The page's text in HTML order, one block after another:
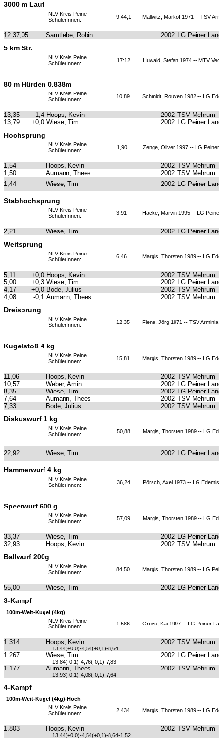
3000 m Lauf
NLV Kreis Peine
SchülerInnen:
9:44,1 Mallwitz, Markof 1971 -- TSV
12:37,05 Samtlebe, Robin 2002 LG Peiner
5 km Str.
NLV Kreis Peine
SchülerInnen:
17:12 Huwald, Stefan 1974 -- MTV
80 m Hürden 0.838m
NLV Kreis Peine
SchülerInnen:
10,89 Schmidt, Rouven 1982 -- LG
13,35 -1,4 Hoops, Kevin 2002 TSV Mehrum
13,79
+0,0 Wiese, Tim 2002 LG Peiner
Hochsprung
NLV Kreis Peine
SchülerInnen:
1,90 Zenge, Oliver 1997 -- LG
1,54 Hoops, Kevin 2002 TSV Mehrum
1,50
Aumann, Thees 2002 TSV Mehrum
1,44
Wiese, Tim 2002 LG Peiner
Stabhochsprung
NLV Kreis Peine
SchülerInnen:
3,91 Hacke, Marvin 1995 -- LG
2,21 Wiese, Tim 2002 LG Peiner
Weitsprung
NLV Kreis Peine
SchülerInnen:
6,46 Margis, Thorsten 1989 -- LG
5,11 +0,0 Hoops, Kevin 2002 TSV Mehrum
5,00
+0,3 Wiese, Tim 2002 LG Peiner
4,17
+0,0 Bode, Julius 2002 TSV Mehrum
4,08
-0,1 Aumann, Thees 2002 TSV Mehrum
Dreisprung
NLV Kreis Peine
SchülerInnen:
12,35 Fiene, Jörg 1971 -- TSV
Kugelstoß 4 kg
NLV Kreis Peine
SchülerInnen:
15,81 Margis, Thorsten 1989 -- LG
11,06 Hoops, Kevin 2002 TSV Mehrum
10,57
Weber, Amin 2002 LG Peiner
8,35
Wiese, Tim 2002 LG Peiner
7,64
Aumann, Thees 2002 TSV Mehrum
7,33
Bode, Julius 2002 TSV Mehrum
Diskuswurf 1 kg
NLV Kreis Peine
SchülerInnen:
50,88 Margis, Thorsten 1989 -- LG
22,92 Wiese, Tim 2002 LG Peiner
Hammerwurf 4 kg
NLV Kreis Peine
SchülerInnen:
36,24 Pörsch, Axel 1973 -- LG
Speerwurf 600 g
NLV Kreis Peine
SchülerInnen:
57,09 Margis, Thorsten 1989 -- LG
33,37 Wiese, Tim 2002 LG Peiner
32,93
Hoops, Kevin 2002 TSV Mehrum
Ballwurf 200g
NLV Kreis Peine
SchülerInnen:
84,50 Margis, Thorsten 1989 -- LG
55,00 Wiese, Tim 2002 LG Peiner
3-Kampf
100m-Weit-Kugel (4kg)
NLV Kreis Peine
SchülerInnen:
1.586 Grove, Kai 1997 -- LG Peiner
1.314 Hoops, Kevin 2002 TSV Mehrum
13,44(+0,0)-4,54(+0,1)-8,64
1.267 Wiese, Tim 2002 LG Peiner
13,84(-0,1)-4,76(-0,1)-7,83
1.177 Aumann, Thees 2002 TSV Mehrum
13,93(-0,1)-4,08(-0,1)-7,64
4-Kampf
100m-Weit-Kugel (4kg)-Hoch
NLV Kreis Peine
SchülerInnen:
2.434 Margis, Thorsten 1989 -- LG
1.803 Hoops, Kevin 2002 TSV Mehrum
13,44(+0,0)-4,54(+0,1)-8,64-1,52